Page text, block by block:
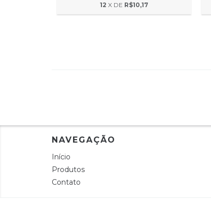
12 X DE R$10,17
NAVEGAÇÃO
Início
Produtos
Contato